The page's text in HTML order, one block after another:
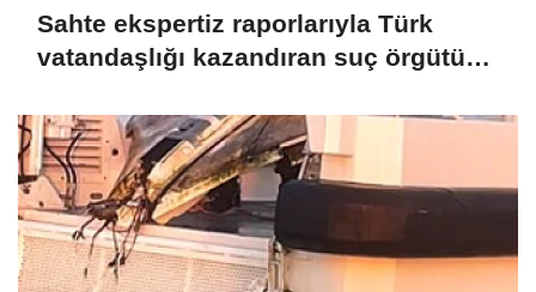
Sahte ekspertiz raporlarıyla Türk
vatandaşlığı kazandıran suç örgütüne